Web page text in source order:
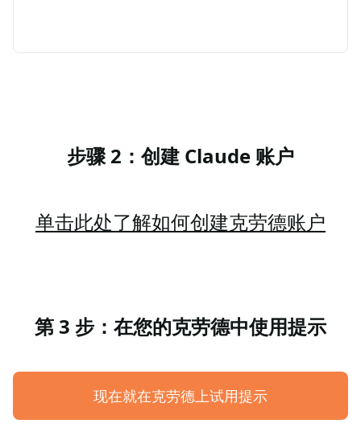
步骤 2：创建 Claude 账户
单击此处了解如何创建克劳德账户
第 3 步：在您的克劳德中使用提示
现在就在克劳德上试用提示